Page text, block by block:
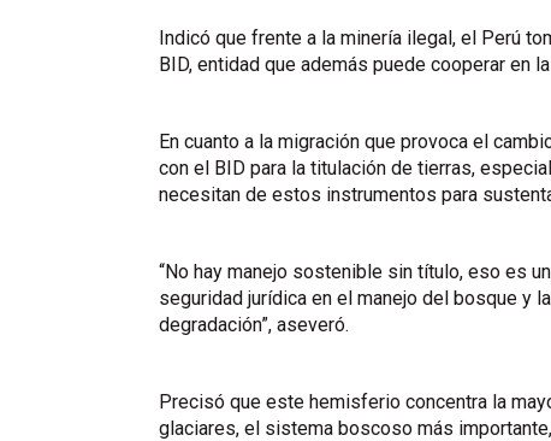
Indicó que frente a la minería ilegal, el Perú
BID, entidad que además puede cooperar en
En cuanto a la migración que provoca el
con el BID para la titulación de tierras,
necesitan de estos instrumentos para
“No hay manejo sostenible sin título, eso es
seguridad jurídica en el manejo del bosque y
degradación”, aseveró.
Precisó que este hemisferio concentra la
glaciares, el sistema boscoso más